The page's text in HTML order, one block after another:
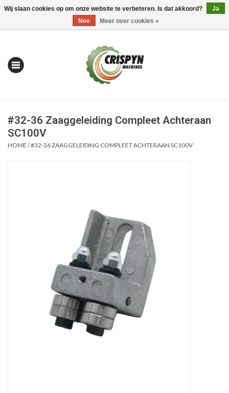
0 Artikelen - €0,00 Mijn account / Registreren
Alles om te Draaien |
Alles om te Zagen |
#32-36 Zaaggeleiding Compleet Achteraan
SC100V
HOME /#32-36 ZAAGGELEIDING COMPLEET ACHTERAAN SC100V
Wij slaan cookies op om onze website te verbeteren. Is dat akkoord?
Ja
Nee
Meer over cookies »